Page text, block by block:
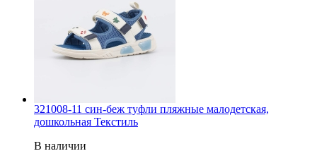
321008-11 син-беж туфли пляжные малодетская,
дошкольная Текстиль
В наличии